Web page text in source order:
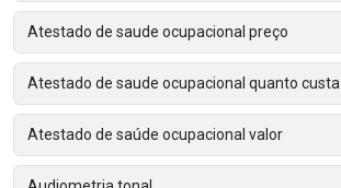
Atestado de saude ocupacional preço
Atestado de saude ocupacional quanto custa
Atestado de saúde ocupacional valor